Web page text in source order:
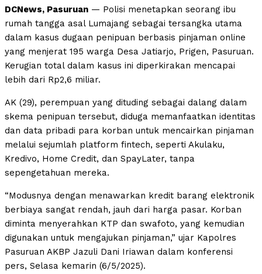
DCNews, Pasuruan — Polisi menetapkan seorang ibu
rumah tangga asal Lumajang sebagai tersangka utama
dalam kasus dugaan penipuan berbasis pinjaman online
yang menjerat 195 warga Desa Jatiarjo, Prigen, Pasuruan.
Kerugian total dalam kasus ini diperkirakan mencapai
lebih dari Rp2,6 miliar.
AK (29), perempuan yang dituding sebagai dalang dalam
skema penipuan tersebut, diduga memanfaatkan identitas
dan data pribadi para korban untuk mencairkan pinjaman
melalui sejumlah platform fintech, seperti Akulaku,
Kredivo, Home Credit, dan SpayLater, tanpa
sepengetahuan mereka.
“Modusnya dengan menawarkan kredit barang elektronik
berbiaya sangat rendah, jauh dari harga pasar. Korban
diminta menyerahkan KTP dan swafoto, yang kemudian
digunakan untuk mengajukan pinjaman,” ujar Kapolres
Pasuruan AKBP Jazuli Dani Iriawan dalam konferensi
pers, Selasa kemarin (6/5/2025).